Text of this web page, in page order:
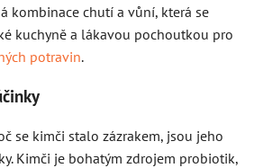
kombinace chutí a vůní, která se
kuchyně a lákavou pochoutkou pro
potravin.
se kimči stalo zázrakem, jsou jeho
Kimči je bohatým zdrojem probiotik,